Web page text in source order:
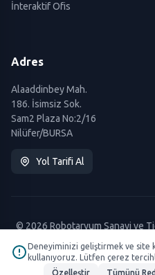
İnteraktif Ofis
Adres
Alaaddinbey Mah.
186. İsimsiz Sok.
Sam2 Plaza No:2/16
Nilüfer/BURSA
Yol Tarifi Al
© 2026 Robotaryum Sanayi ve
Deneyiminizi geliştirmek ve site
kullanıyoruz. Lütfen çerez
Özelleştir
Tümünü